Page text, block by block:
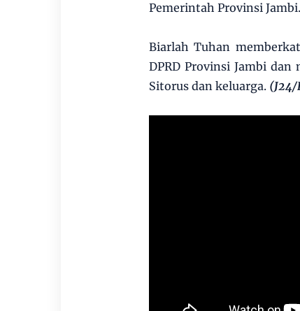
Pemerintah Provinsi Jambi.
Biarlah Tuhan
DPRD Provinsi Jambi
Sitorus dan keluarga. (J24/